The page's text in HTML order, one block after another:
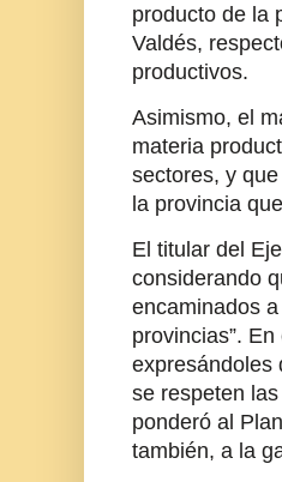
producto de la
Valdés,
productivos.
Asimismo, el
materia
sectores, y
la provincia
El titular del
considerando
encaminados
provincias”.
expresándoles
se respeten
ponderó al
también, a la